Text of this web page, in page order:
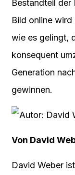
Bestandteil
Bild online
wie es gelingt,
konsequent
Generation
gewinnen.
Von David
David Weber